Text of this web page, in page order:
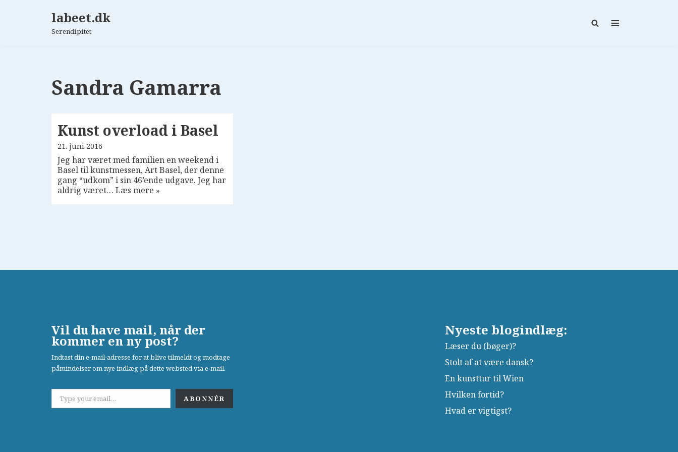
labeet.dk
Serendipitet
Sandra Gamarra
Kunst overload i Basel
21. juni 2016
Jeg har været med familien en weekend i
Basel til kunstmessen, Art Basel, der denne
gang “udkom” i sin 46’ende udgave. Jeg har
aldrig været… Læs mere »
Vil du have mail, når der
kommer en ny post?
Indtast din e-mail-adresse for at blive tilmeldt og modtage
påmindelser om nye indlæg på dette websted via e-mail.
ABONNÉR
Nyeste blogindlæg:
Læser du (bøger)?
Stolt af at være dansk?
En kunsttur til Wien
Hvilken fortid?
Hvad er vigtigst?